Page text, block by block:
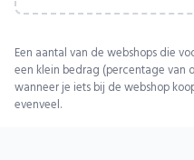
Een aantal van de webshops die
een klein bedrag (percentage van
wanneer je iets bij de webshop
evenveel.